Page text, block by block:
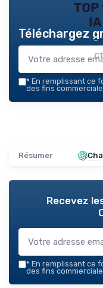
TOP
Téléchargez
* En remplissant ce
des fins
Résumer
Recevez
* En remplissant ce
des fins